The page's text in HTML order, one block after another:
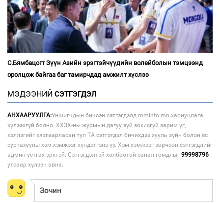
С.Бямбацогт Зүүн Азийн эрэгтэйчүүдийн волейболын тэмцээнд
оролцож байгаа баг тамирчдад амжилт хүслээ
МЭДЭЭНИЙ СЭТГЭГДЭЛ
АНХААРУУЛГА:Уншигчдын бичсэн сэтгэгдэлд mminfo.mn хариуцлага
хүлээхгүй болно. ХХЗХ-ны журмын дагуу зүй зохисгүй зарим үг,
хэллэгийг хязгаарласан тул ТА сэтгэгдэл бичихдээ хууль зүйн болон ёс
суртахууны хэм хэмжээг хүндэтгэнэ үү. Хэм хэмжээг зөрчсөн сэтгэгдлийг
админ устгах эрхтэй. Сэтгэгдэлтэй холбоотой санал гомдлыг 99998796
утсаар хүлээн авна.